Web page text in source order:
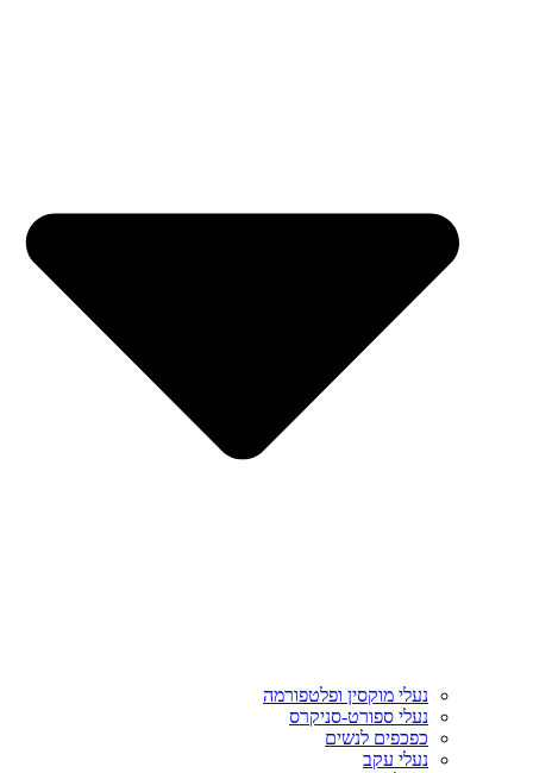
נעלי מוקסין ופלטפורמה
נעלי ספורט-סניקרס
כפכפים לנשים
נעלי עקב